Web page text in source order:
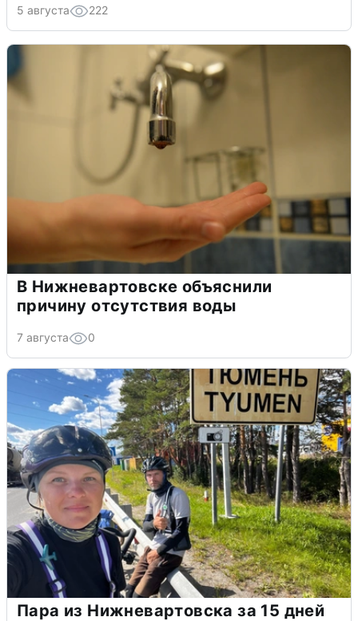
5 августа 222
В Нижневартовске объяснили
причину отсутствия воды
7 августа 0
Пара из Нижневартовска за 15 дней